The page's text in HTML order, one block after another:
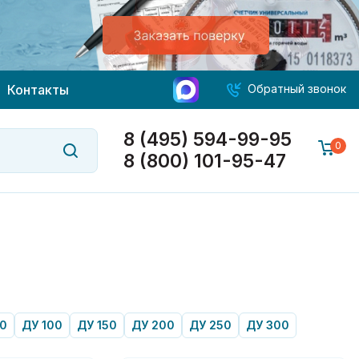
Контакты Обратный звонок
8 (495) 594-99-95
8 (800) 101-95-47
0
ДУ 100 ДУ 150 ДУ 200 ДУ 250 ДУ 300